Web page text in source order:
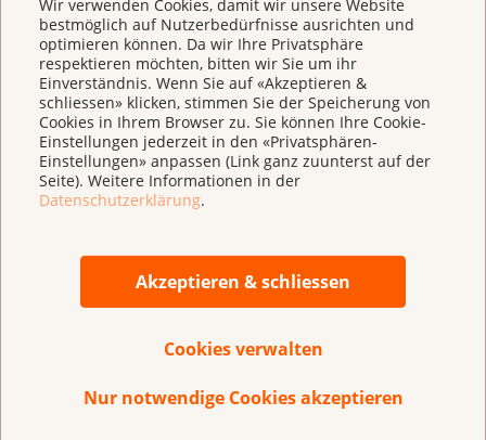
Wir verwenden Cookies, damit wir unsere Website
bestmöglich auf Nutzerbedürfnisse ausrichten und
optimieren können. Da wir Ihre Privatsphäre
respektieren möchten, bitten wir Sie um ihr
Einverständnis. Wenn Sie auf «Akzeptieren &
schliessen» klicken, stimmen Sie der Speicherung von
Cookies in Ihrem Browser zu. Sie können Ihre Cookie-
Einstellungen jederzeit in den «Privatsphären-
Einstellungen» anpassen (Link ganz zuunterst auf der
Seite). Weitere Informationen in der
Datenschutzerklärung.
Akzeptieren & schliessen
Cookies verwalten
Nur notwendige Cookies akzeptieren
Leitlinienprogramm Onkologie (Deutsche
Krebsgesellschaft, Deutsche Krebshilfe,
AWMF) (September 2024). S3-Leitlinie zum
exokrinen Pankreaskarzinom.
Langversion 2.0.
https://www.leitlinienprogramm-
onkologie.de/leitlinien/pankreaskarzinom/
Was ist die
Bauchspeicheldrüse?
Was ist
Bauchspeicheldrüsenkrebs?
Welche Untersuchungen
Bauchspeicheldrüsenkrebs?